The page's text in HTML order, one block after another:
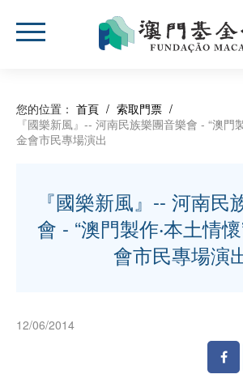
您的位置： 首頁 / 索取門票 /
『國樂新風』-- 河南民族樂團音樂會 - “澳門
金會市民專場演出
『國樂新風』-- 河南民
會 - “澳門製作‧本土情
會市民專場演
12/06/2014